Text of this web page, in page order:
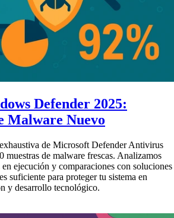
Defender 2025:
Malware Nuevo
de Microsoft Defender Antivirus
muestras de malware frescas. Analizamos
ejecución y comparaciones con soluciones
suficiente para proteger tu sistema en
y desarrollo tecnológico.